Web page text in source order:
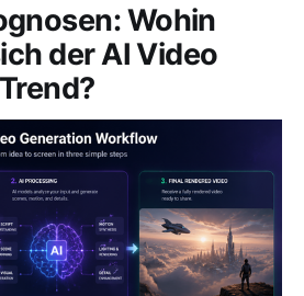
Wohin
der AI Video